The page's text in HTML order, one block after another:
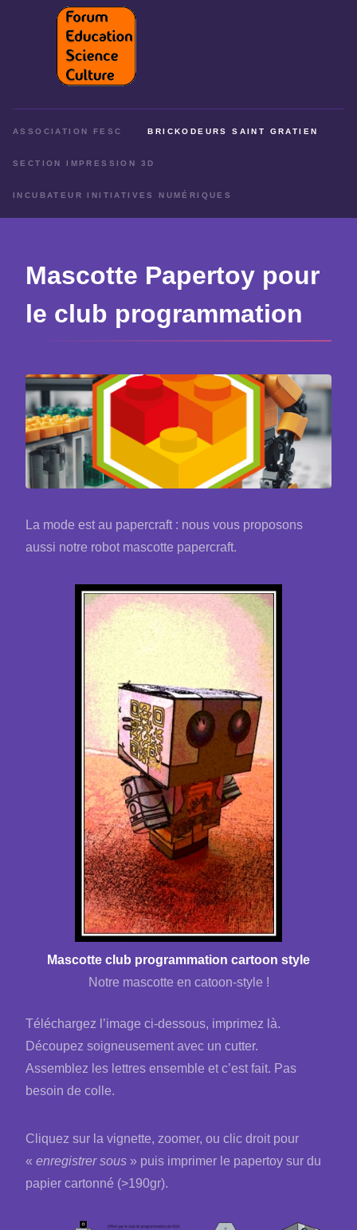
ASSOCIATION FESC BRICKODEURS SAINT GRATIEN
SECTION IMPRESSION 3D
INCUBATEUR INITIATIVES NUMÉRIQUES
Mascotte Papertoy pour
le club programmation
La mode est au papercraft : nous vous proposons
aussi notre robot mascotte papercraft.
Mascotte club programmation cartoon style
Notre mascotte en catoon-style !
Téléchargez l’image ci-dessous, imprimez là.
Découpez soigneusement avec un cutter.
Assemblez les lettres ensemble et c’est fait. Pas
besoin de colle.
Cliquez sur la vignette, zoomer, ou clic droit pour
« enregistrer sous » puis imprimer le papertoy sur du
papier cartonné (>190gr).